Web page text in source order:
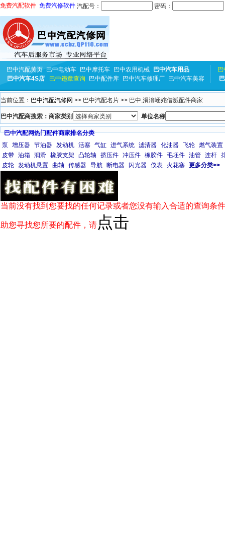
免费汽配软件 免费汽修软件 汽配号： 密码：
巴中汽配黄页 巴中电动车 巴中摩托车 巴中农用机械
巴中汽车用品
巴中汽车4S店
巴中违章查询 巴中配件库 巴中汽车修理厂 巴中汽车美容
当前位置： 巴中汽配汽修网 >> 巴中汽配名片 >> 巴中,涓滃崡姹借溅配件商家
巴中汽配商搜索：商家类别 单位名称
巴中汽配网热门配件商家排名分类
泵
增压器 节油器 发动机 活塞 气缸 进气系统 滤清器 化油器 飞轮 燃气装置
皮带 油箱 润滑 橡胶支架 凸轮轴 挤压件 冲压件 橡胶件 毛坯件 油管 连杆
皮轮 发动机悬置 曲轴 传感器 导航 断电器 闪光器 仪表 火花塞 更多分类>>
当前没有找到您要找的任何记录或者您没有输入合适的查询条
助您寻找您所要的配件，请 点击